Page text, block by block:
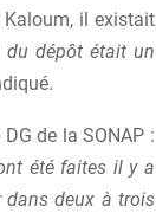
Kaloum, il existait
du dépôt était un
de la SONAP :
été faites il y a
deux à trois